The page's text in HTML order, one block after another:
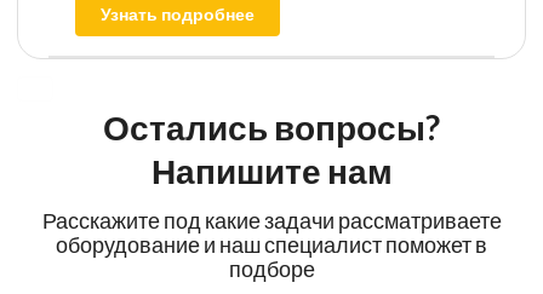
Узнать подробнее
Остались вопросы?
Напишите нам
Расскажите под какие задачи рассматриваете
оборудование и наш специалист поможет в
подборе